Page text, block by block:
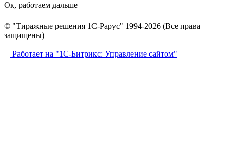
Ок, работаем дальше
© "Тиражные решения 1С-Рарус" 1994-2026 (Все права
защищены)
Работает на "1С-Битрикс: Управление сайтом"